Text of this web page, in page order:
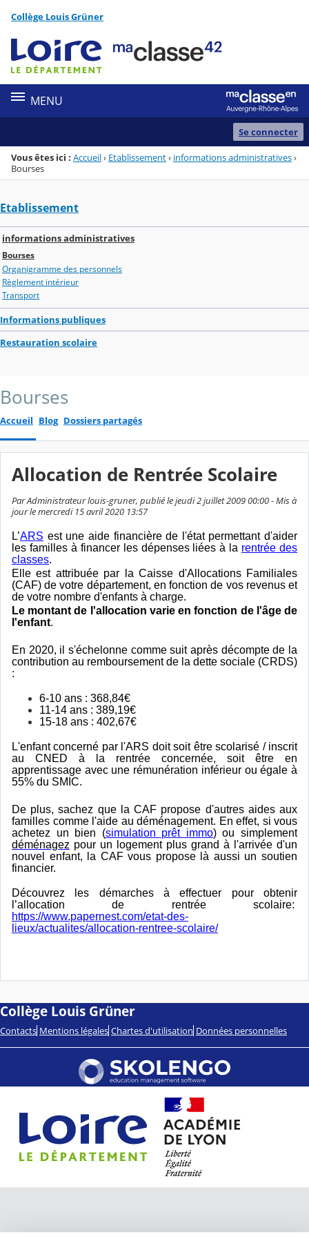
Menu de la rubrique
Contenu
Collège Louis Grüner
MENU
Se connecter
Vous êtes ici : Accueil› Etablissement› informations administratives›
Bourses
Etablissement
informations administratives
Bourses
Organigramme des personnels
Règlement intérieur
Transport
Informations publiques
Restauration scolaire
Bourses
Accueil Blog Dossiers partagés
Allocation de Rentrée Scolaire
Par Administrateur louis-gruner, publié le jeudi 2 juillet 2009 00:00 - Mis à
jour le mercredi 15 avril 2020 13:57
L’ARS est une aide financière de l'état permettant d'aider
les familles à financer les dépenses liées à la rentrée des
classes.
Elle est attribuée par la Caisse d'Allocations Familiales
(CAF) de votre département, en fonction de vos revenus et
de votre nombre d'enfants à charge.
Le montant de l'allocation varie en fonction de l'âge de
l'enfant.
En 2020, il s'échelonne comme suit après décompte de la
contribution au remboursement de la dette sociale (CRDS)
:
6-10 ans : 368,84€
11-14 ans : 389,19€
15-18 ans : 402,67€
L'enfant concerné par l'ARS doit soit être scolarisé / inscrit
au CNED à la rentrée concernée, soit être en
apprentissage avec une rémunération inférieur ou égale à
55% du SMIC.
De plus, sachez que la CAF propose d'autres aides aux
familles comme l'aide au déménagement. En effet, si vous
achetez un bien (simulation prêt immo) ou simplement
déménagez pour un logement plus grand à l'arrivée d'un
nouvel enfant, la CAF vous propose là aussi un soutien
financier.
Découvrez les démarches à effectuer pour obtenir
l’allocation de rentrée scolaire:
https://www.papernest.com/etat-des-
lieux/actualites/allocation-rentree-scolaire/
Collège Louis Grüner
Contacts Mentions légales Chartes d'utilisation Données personnelles